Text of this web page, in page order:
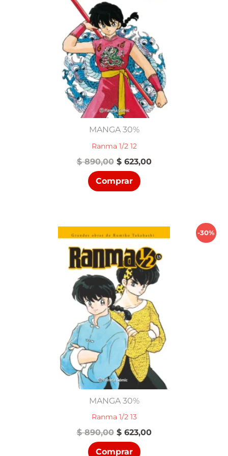
MANGA 30%
Ranma 1/2 12
$890,00 El
precio
original
era:
$623,00El
Comprar
-30%
MANGA 30%
Ranma 1/2 13
$890,00 El
precio
original
$623,00El
Comprar